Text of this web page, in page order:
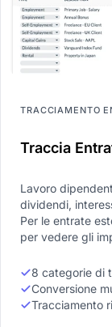
TRACCIAMENTO
Traccia
Lavoro
dividendi,
Per le entrate
per vedere gli
8 categorie di
Conversione
Tracciamento